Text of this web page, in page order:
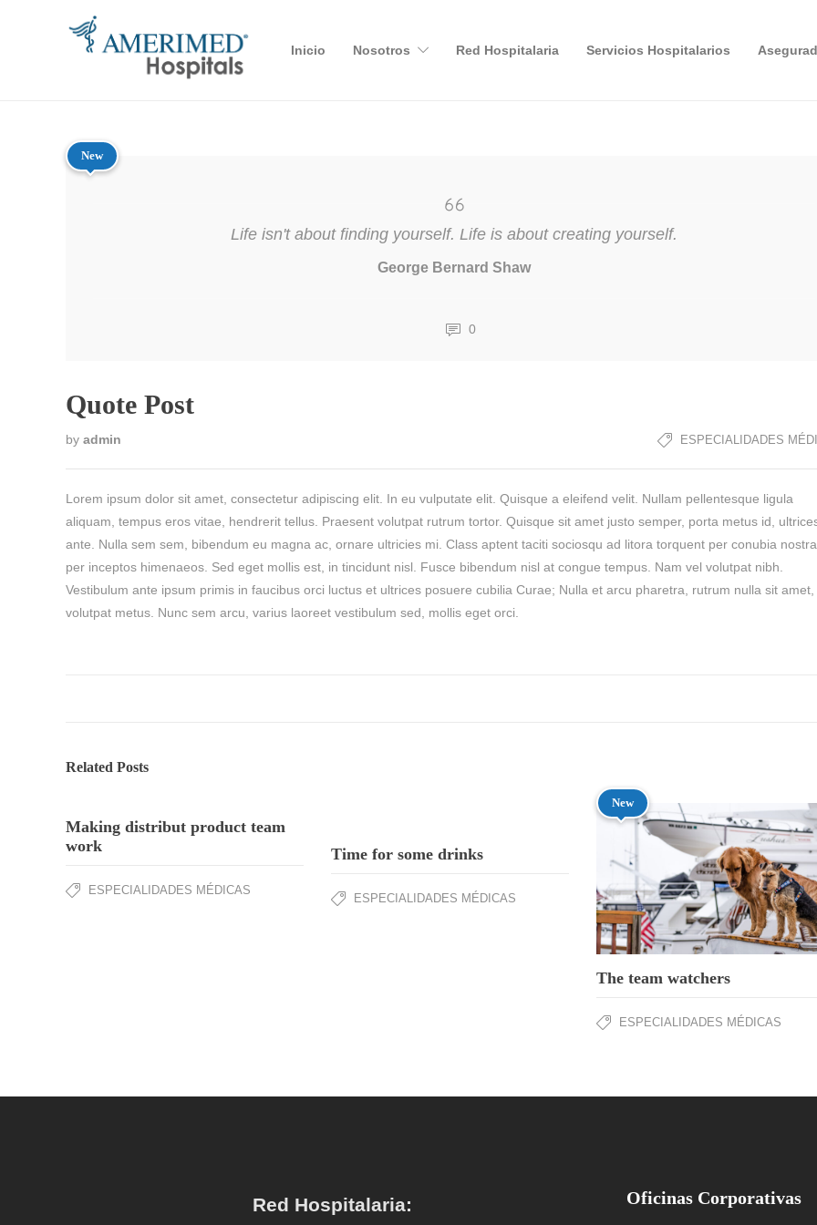
Inicio Nosotros Red Hospitalaria Servicios Hospitalarios
New
Life isn't about finding yourself. Life is about creating yourself.
George Bernard Shaw
0
Quote Post
by admin ESPECIALIDADES
Lorem ipsum dolor sit amet, consectetur adipiscing elit. In eu vulputate elit. Quisque a eleifend velit. Nullam pellentesque ligula
aliquam, tempus eros vitae, hendrerit tellus. Praesent volutpat rutrum tortor. Quisque sit amet justo semper, porta metus id,
ante. Nulla sem sem, bibendum eu magna ac, ornare ultricies mi. Class aptent taciti sociosqu ad litora torquent per conubia nostra,
per inceptos himenaeos. Sed eget mollis est, in tincidunt nisl. Fusce bibendum nisl at congue tempus. Nam vel volutpat nibh.
Vestibulum ante ipsum primis in faucibus orci luctus et ultrices posuere cubilia Curae; Nulla et arcu pharetra, rutrum nulla sit amet,
volutpat metus. Nunc sem arcu, varius laoreet vestibulum sed, mollis eget orci.
Related Posts
Making distribut product team
work
ESPECIALIDADES MÉDICAS
Time for some drinks
ESPECIALIDADES MÉDICAS
New
The team watchers
ESPECIALIDADES MÉDICAS
Red Hospitalaria: Oficinas Corporativas